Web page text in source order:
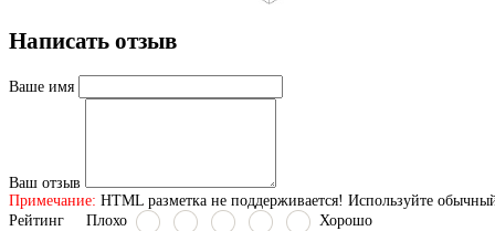
Написать отзыв
Ваше имя
Ваш отзыв
Примечание: HTML разметка не поддерживается! Используйте
Рейтинг Плохо Хорошо